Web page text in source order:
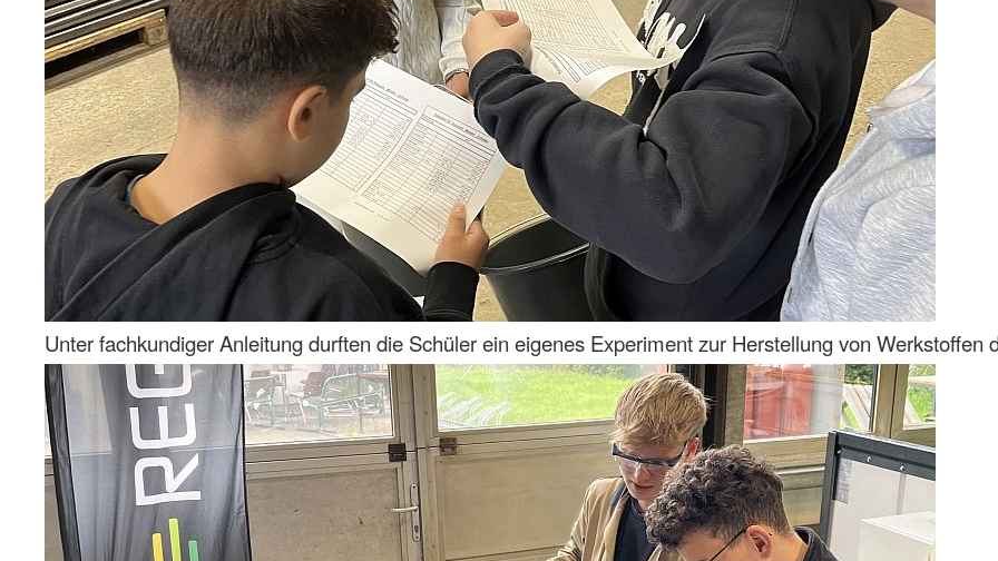
Unter fachkundiger Anleitung durften die Schüler ein eigenes Experiment zur Herstellung von Werkstoffen